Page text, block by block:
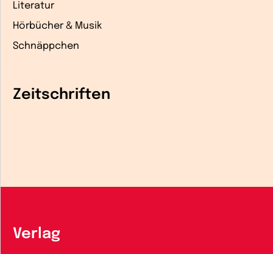
Literatur
Hörbücher & Musik
Schnäppchen
Zeitschriften
Verlag